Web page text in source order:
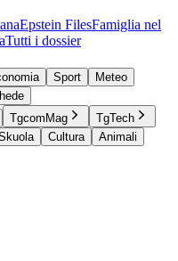
Epstein FilesFamiglia nel
Tutti i dossier
Sport
Meteo
TgcomMag
TgTech
Cultura
Animali